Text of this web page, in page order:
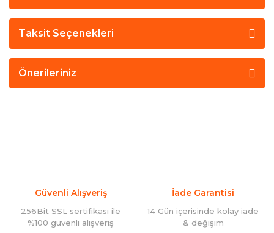
Taksit Seçenekleri
Önerileriniz
Güvenli Alışveriş
256Bit SSL sertifikası ile
%100 güvenli alışveriş
İade Garantisi
14 Gün içerisinde kolay iade
& değişim